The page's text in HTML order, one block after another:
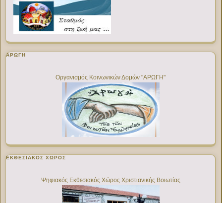
ΑΡΩΓΗ
Οργανισμός Κοινωνικών Δομών "ΑΡΩΓΗ"
ΕΚΘΕΣΙΑΚΌΣ ΧΏΡΟΣ
Ψηφιακός Εκθεσιακός Χώρος Χριστιανικής Βοιωτίας